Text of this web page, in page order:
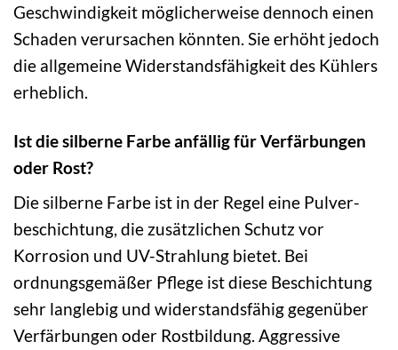
Geschwindigkeit möglicherweise dennoch einen
Schaden verursachen könnten. Sie erhöht jedoch
die allgemeine Widerstands­fähigkeit des Kühlers
erheblich.
Ist die silberne Farbe anfällig für Verfärbungen
oder Rost?
Die silberne Farbe ist in der Regel eine Pulver­
beschichtung, die zusätzlichen Schutz vor
Korrosion und UV-Strahlung bietet. Bei
ordnungsgemäßer Pflege ist diese Beschichtung
sehr langlebig und widerstandsfähig gegenüber
Verfärbungen oder Rostbildung. Aggressive